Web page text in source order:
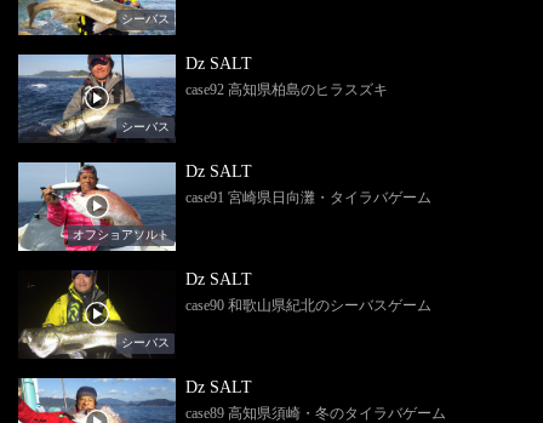
シーバス
シーバス
Dz SALT
case92 高知県柏島のヒラスズキ
オフショアソルト
Dz SALT
case91 宮崎県日向灘・タイラバゲーム
シーバス
Dz SALT
case90 和歌山県紀北のシーバスゲーム
Dz SALT
case89 高知県須崎・冬のタイラバゲーム